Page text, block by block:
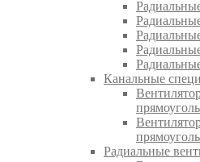
Канальные
Радиальные